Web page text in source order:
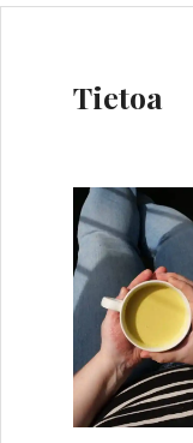
Tietoa